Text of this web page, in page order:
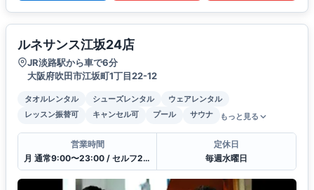
ルネサンス江坂24店
JR淡路駅から車で6分
大阪府吹田市江坂町1丁目22-12
タオルレンタル シューズレンタル
ウェアレンタル
レッスン振替可
キャンセル可 プール サウナ もっと見る
営業時間
月 通常9:00〜23:00 / セルフ23:00〜9:00 / 受付10:00〜21:00
定休日
毎週水曜日